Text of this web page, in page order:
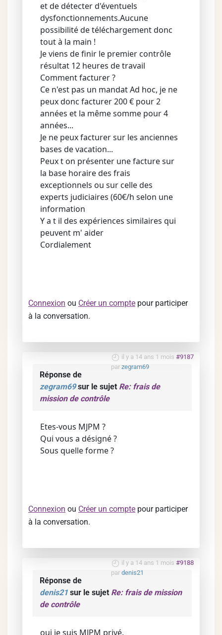
et de détecter d'éventuels
dysfonctionnements.Aucune
possibilité de téléchargement donc
tout à la main !
Je viens de finir le premier contrôle
résultat 12 heures de travail
Comment facturer ?
Ce n'est pas un mandat Ad hoc, je ne
peux donc facturer 200 € pour 2
années et la même somme pour 4
années...
Je ne peux facturer sur les anciennes
bases de vacation...
Peux t on présenter une facture sur
la base horaire des frais
exceptionnels ou sur celle des
experts judiciaires (60€/h selon une
information
Y a t il des expériences similaires qui
peuvent m' aider
Cordialement
Connexion ou Créer un compte pour participer
à la conversation.
il y a 14 ans 1 mois #9187
par zegram69
Réponse de
zegram69sur le sujet Re: frais de
mission de contrôle
Etes-vous MJPM ?
Qui vous a désigné ?
Sous quelle forme ?
Connexion ou Créer un compte pour participer
à la conversation.
il y a 14 ans 1 mois #9188
par denis21
Réponse de
denis21 sur le sujet Re: frais de mission
de contrôle
oui je suis MJPM privé.